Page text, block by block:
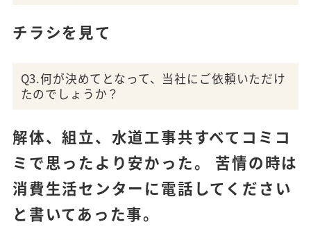
チラシを見て
Q3.何が決めてとなって、当社にご依頼いただけ
たのでしょうか？
解体、組立、水道工事共すべてコミコ
ミで思ったより安かった。 苦情の時は
消費生活センターに電話してください
と書いてあった事。